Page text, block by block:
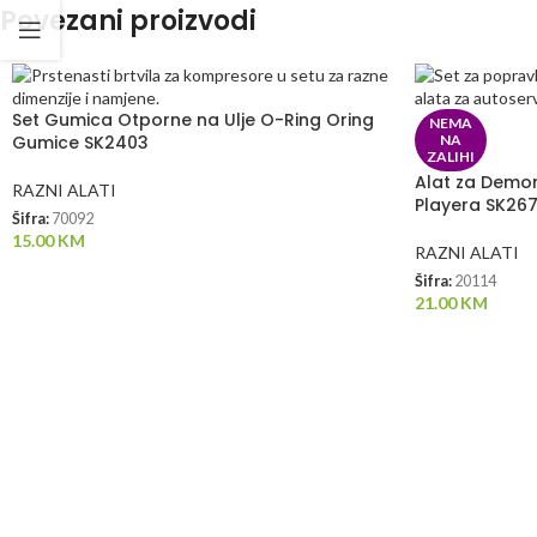
Povezani proizvodi
Set Gumica Otporne na Ulje O-Ring Oring
Gumice SK2403
RAZNI ALATI
Šifra: 70092
15.00KM
NEMA
NA
ZALIHI
Alat za
Playera
RAZNI ALATI
Šifra: 20114
21.00KM